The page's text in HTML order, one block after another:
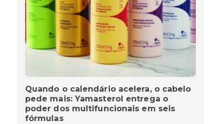
Quando o calendário acelera, o cabelo
pede mais: Yamasterol entrega o
poder dos multifuncionais em seis
fórmulas